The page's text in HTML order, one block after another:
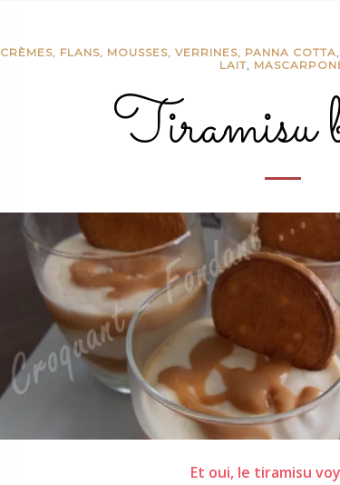
CRÈMES, FLANS, MOUSSES, VERRINES, PANNA COTTA,
LAIT,
Tiramisu
Et oui, le tiramisu